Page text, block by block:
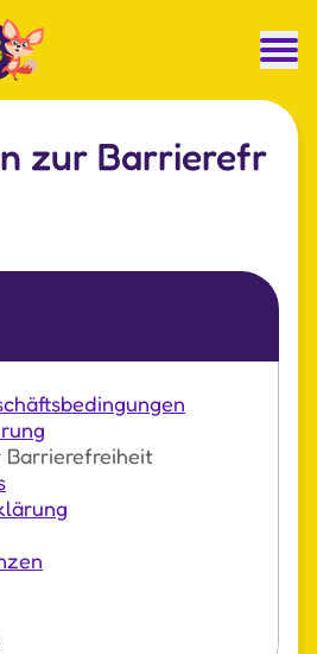
zur Barrierefr
Barrierefreiheit